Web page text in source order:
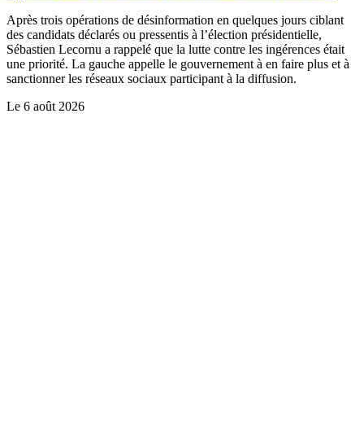
Après trois opérations de désinformation en quelques jours ciblant
des candidats déclarés ou pressentis à l’élection présidentielle,
Sébastien Lecornu a rappelé que la lutte contre les ingérences était
une priorité. La gauche appelle le gouvernement à en faire plus et à
sanctionner les réseaux sociaux participant à la diffusion.
Le 6 août 2026